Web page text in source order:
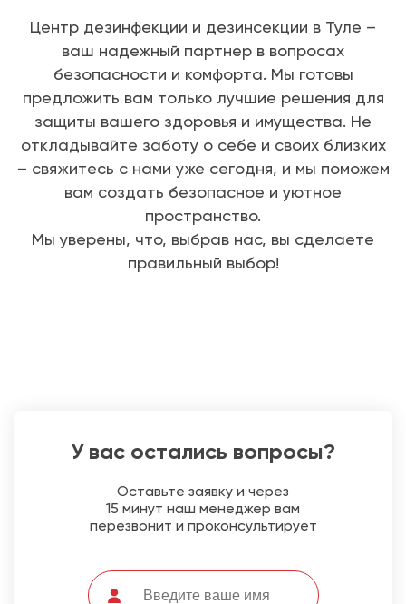
Центр дезинфекции и дезинсекции в Туле –
ваш надежный партнер в вопросах
безопасности и комфорта. Мы готовы
предложить вам только лучшие решения для
защиты вашего здоровья и имущества. Не
откладывайте заботу о себе и своих близких
– свяжитесь с нами уже сегодня, и мы поможем
вам создать безопасное и уютное
пространство.
Мы уверены, что, выбрав нас, вы сделаете
правильный выбор!
У вас остались вопросы?
Оставьте заявку и через
15 минут наш менеджер вам
перезвонит и проконсультирует